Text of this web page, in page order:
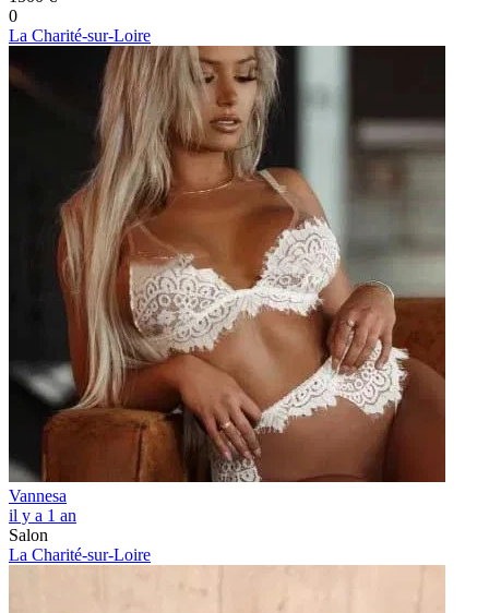
0
La Charité-sur-Loire
Vannesa
il y a 1 an
Salon
La Charité-sur-Loire